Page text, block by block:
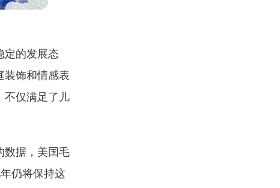
定的发展态
装饰和情感表
不仅满足了儿
数据，美国毛
仍将保持这